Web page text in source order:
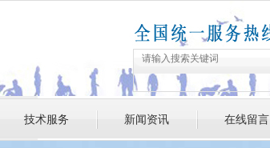
技术服务 新闻资讯 在线留言